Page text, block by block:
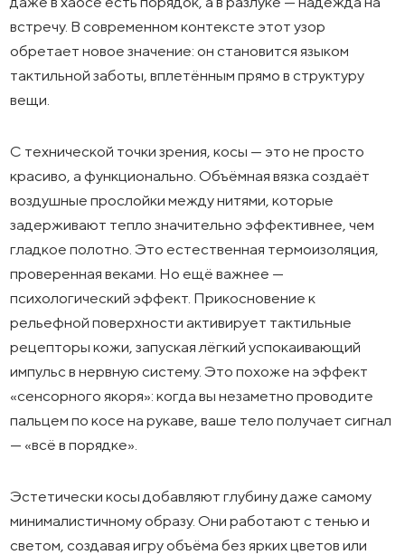
встречу. В современном контексте этот узор
обретает новое значение: он становится языком
тактильной заботы, вплетённым прямо в структуру
вещи.
С технической точки зрения, косы — это не просто
красиво, а функционально. Объёмная вязка создаёт
воздушные прослойки между нитями, которые
задерживают тепло значительно эффективнее, чем
гладкое полотно. Это естественная термоизоляция,
проверенная веками. Но ещё важнее —
психологический эффект. Прикосновение к
рельефной поверхности активирует тактильные
рецепторы кожи, запуская лёгкий успокаивающий
импульс в нервную систему. Это похоже на эффект
«сенсорного якоря»: когда вы незаметно проводите
пальцем по косе на рукаве, ваше тело получает сигнал
— «всё в порядке».
Эстетически косы добавляют глубину даже самому
минималистичному образу. Они работают с тенью и
светом, создавая игру объёма без ярких цветов или